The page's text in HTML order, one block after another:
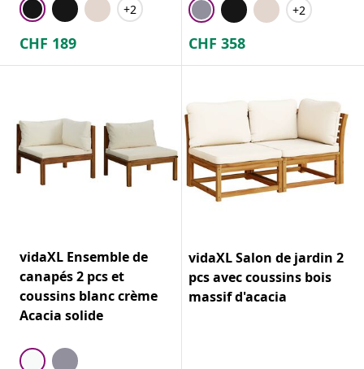
+2
CHF 189
+2
CHF 358
vidaXL Ensemble de
canapés 2 pcs et
coussins blanc crème
Acacia solide
vidaXL Salon de jardin 2
pcs avec coussins bois
massif d'acacia